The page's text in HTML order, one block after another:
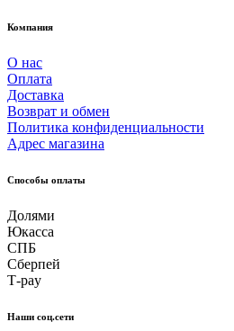
Компания
О нас
Оплата
Доставка
Возврат и обмен
Политика конфиденциальности
Адрес магазина
Способы оплаты
Долями
Юкасса
СПБ
Сберпей
Т-pay
Наши соц.сети